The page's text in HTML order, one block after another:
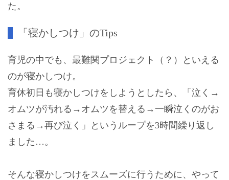
た。
「寝かしつけ」のTips
育児の中でも、最難関プロジェクト（？）といえる
のが寝かしつけ。
育休初日も寝かしつけをしようとしたら、「泣く→
オムツが汚れる→オムツを替える→一瞬泣くのがお
さまる→再び泣く」というループを3時間繰り返し
ました…。
そんな寝かしつけをスムーズに行うために、やって